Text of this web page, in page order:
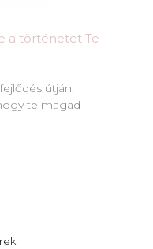
a történetet Te
útján,
te magad